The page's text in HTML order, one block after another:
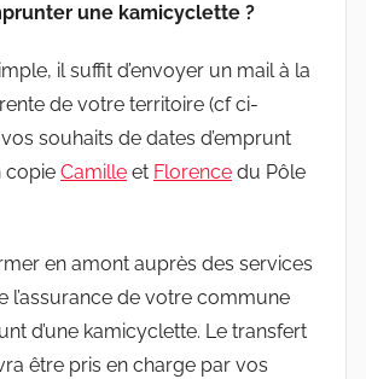
une kamicyclette ?
il suffit d’envoyer un mail à la
de votre territoire (cf ci-
souhaits de dates d’emprunt
copie Camille et Florence du Pôle
en amont auprès des services
l’assurance de votre commune
d’une kamicyclette. Le transfert
être pris en charge par vos